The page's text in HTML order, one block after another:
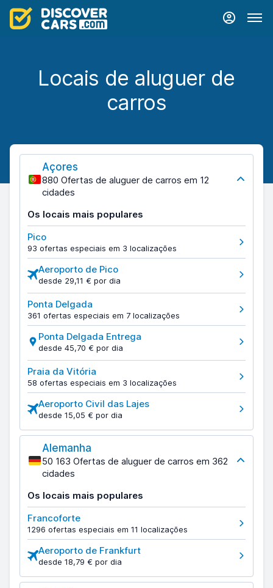
Locais de aluguer de
carros
Açores
880 Ofertas de aluguer de carros em 12
cidades
Os locais mais populares
Pico
93 ofertas especiais em 3 localizações
Aeroporto de Pico
desde 29,11 € por dia
Ponta Delgada
361 ofertas especiais em 7 localizações
Ponta Delgada Entrega
desde 45,70 € por dia
Praia da Vitória
58 ofertas especiais em 3 localizações
Aeroporto Civil das Lajes
desde 15,05 € por dia
Alemanha
50 163 Ofertas de aluguer de carros em 362
cidades
Os locais mais populares
Francoforte
1296 ofertas especiais em 11 localizações
Aeroporto de Frankfurt
desde 18,79 € por dia